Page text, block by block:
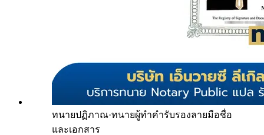
ทนายปฏิภาณ·ทนายผู้ทำคำรับรองลายมือชื่อ
และเอกสาร